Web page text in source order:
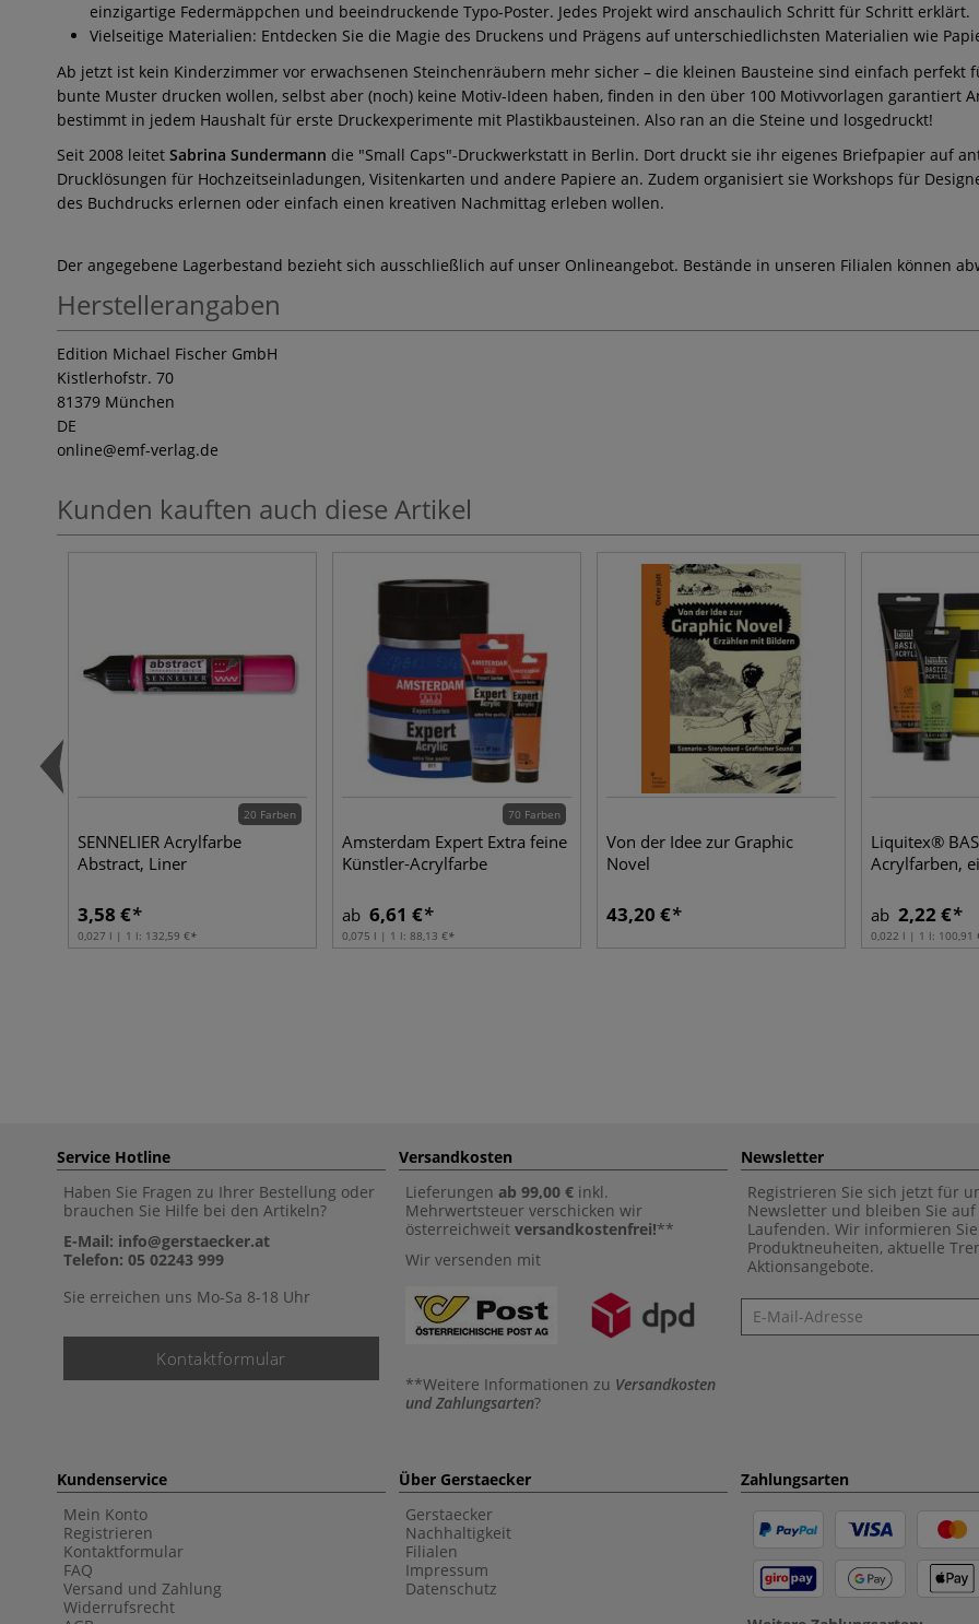
einzigartige Federmäppchen und beeindruckende Typo-Poster. Jedes Projekt wird anschaulich Schritt für Schritt erklärt.
Vielseitige Materialien: Entdecken Sie die Magie des Druckens und Prägens auf unterschiedlichsten Materialien wie
Ab jetzt ist kein Kinderzimmer vor erwachsenen Steinchenräubern mehr sicher – die kleinen Bausteine sind einfach perfekt
bunte Muster drucken wollen, selbst aber (noch) keine Motiv-Ideen haben, finden in den über 100 Motivvorlagen garantiert
bestimmt in jedem Haushalt für erste Druckexperimente mit Plastikbausteinen. Also ran an die Steine und losgedruckt!
Seit 2008 leitet Sabrina Sundermann die "Small Caps"-Druckwerkstatt in Berlin. Dort druckt sie ihr eigenes Briefpapier auf
Drucklösungen für Hochzeitseinladungen, Visitenkarten und andere Papiere an. Zudem organisiert sie Workshops für
des Buchdrucks erlernen oder einfach einen kreativen Nachmittag erleben wollen.
Der angegebene Lagerbestand bezieht sich ausschließlich auf unser Onlineangebot. Bestände in unseren Filialen können
Herstellerangaben
Edition Michael Fischer GmbH
Kistlerhofstr. 70
81379 München
DE
online@emf-verlag.de
Kunden kauften auch diese Artikel
20 Farben
SENNELIER Acrylfarbe
Abstract, Liner
3,58 €
0,027 l | 1 l: 132,59 €
70 Farben
Amsterdam Expert Extra feine
Künstler-Acrylfarbe
ab 6,61 €
0,075 l | 1 l: 88,13 €
Von der Idee zur Graphic
Novel
43,20 €
Liquitex®
Acrylfarben,
ab 2,22 €
0,022 l | 1 l: 100,91
Service Hotline
Haben Sie Fragen zu Ihrer Bestellung oder
brauchen Sie Hilfe bei den Artikeln?
E-Mail: info@gerstaecker.at
Telefon: 05 02243 999
Sie erreichen uns Mo-Sa 8-18 Uhr
Kontaktformular
Versandkosten
Lieferungen ab 99,00 € inkl.
Mehrwertsteuer verschicken wir
österreichweit versandkostenfrei!**
Wir versenden mit
**Weitere Informationen zu Versandkosten
und Zahlungsarten?
Newsletter
Registrieren Sie sich jetzt für
Newsletter und bleiben Sie auf
Laufenden. Wir informieren
Produktneuheiten, aktuelle
Aktionsangebote.
Newsletter
Kundenservice
Mein Konto
Registrieren
Kontaktformular
FAQ
Versand und Zahlung
Widerrufsrecht
Über Gerstaecker
Gerstaecker
Nachhaltigkeit
Filialen
Impressum
Datenschutz
Zahlungsarten